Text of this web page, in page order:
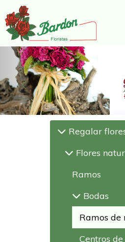
Anterior
Regalar
Flores
Ramos
Bodas
Ramos de
Centros